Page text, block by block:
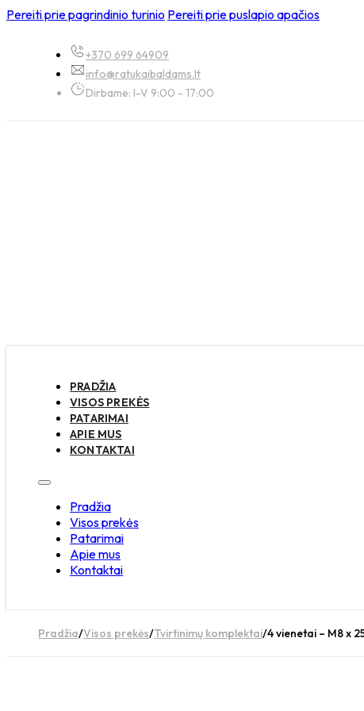
Pereiti prie pagrindinio turinio Pereiti prie puslapio apačios
+370 699 64909
info@ratukaibaldams.lt
Dirbame: I-V 9:00 - 17:00
PRADŽIA
VISOS PREKĖS
PATARIMAI
APIE MUS
KONTAKTAI
Pradžia
Visos prekės
Patarimai
Apie mus
Kontaktai
Pradžia/Visos prekės/Tvirtinimų komplektai/4 vienetai – M8 x